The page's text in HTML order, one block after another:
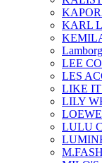
KARL
LEE
LES
LIKE
LILY
LOEWE
LULU